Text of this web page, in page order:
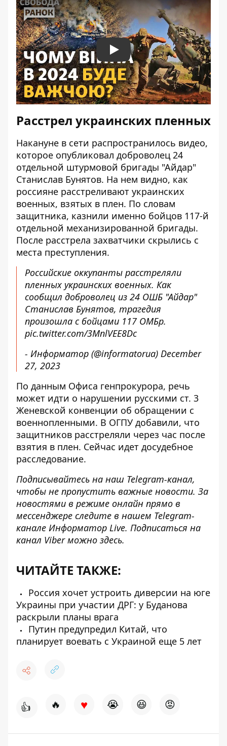
Play
Расстрел украинских пленных
Накануне в сети распространилось видео,
которое опубликовал доброволец 24
отдельной штурмовой бригады "Айдар"
Станислав Бунятов. На нем видно, как
россияне расстреливают украинских
военных, взятых в плен. По словам
защитника, казнили именно бойцов 117-й
отдельной механизированной бригады.
После расстрела захватчики скрылись с
места преступления.
Российские оккупанты расстреляли
пленных украинских военных. Как
сообщил доброволец из 24 ОШБ "Айдар"
Станислав Бунятов, трагедия
произошла с бойцами 117 ОМБр.
pic.twitter.com/3MnlVEE8Dc
- Информатор (@informatorua) December
27, 2023
По данным Офиса генпрокурора, речь
может идти о нарушении русскими ст. 3
Женевской конвенции об обращении с
военнопленными. В ОГПУ добавили, что
защитников расстреляли через час после
взятия в плен. Сейчас идет досудебное
расследование.
Подписывайтесь на наш Telegram-канал,
чтобы не пропустить важные новости. За
новостями в режиме онлайн прямо в
мессенджере следите в нашем Telegram-
канале Информатор Live. Подписаться на
канал Viber можно здесь.
ЧИТАЙТЕ ТАКЖЕ:
Россия хочет устроить диверсии на юге
Украины при участии ДРГ: у Буданова
раскрыли планы врага
Путин предупредил Китай, что
планирует воевать с Украиной еще 5 лет
👍 🔥 ♥ 😭 😆 😡